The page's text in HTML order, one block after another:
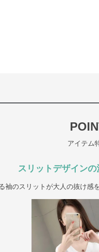
アイテム
スリットデザイン
袖のスリットが大人の抜け感